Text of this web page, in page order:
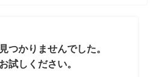
つかりませんでした。
試しください。